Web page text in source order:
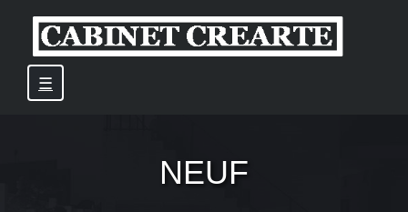
☰
NEUF